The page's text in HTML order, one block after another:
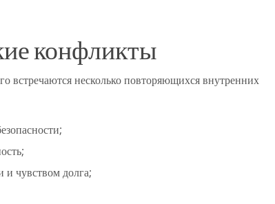
конфликты
встречаются несколько повторяющихся внутренних
чувством долга;